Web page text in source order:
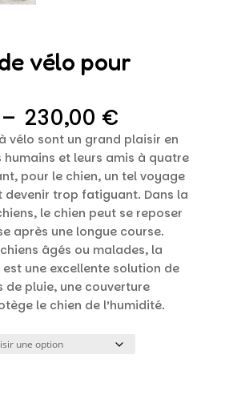
vélo pour
– 230,00 €Plage
de
prix :
160,00 €
à
230,00 €
vélo sont un grand plaisir en
humains et leurs amis à quatre
pour le chien, un tel voyage
devenir trop fatiguant. Dans la
le chien peut se reposer
après une longue course.
âgés ou malades, la
une excellente solution de
de pluie, une couverture
le chien de l’humidité.